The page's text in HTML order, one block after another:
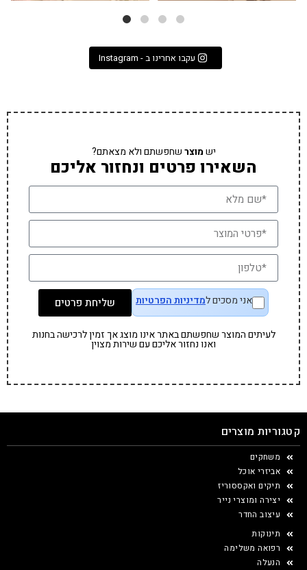
עקבו אחרינו ב - Instagram
ישמוצרשחפשתם ולא מצאתם?
השאירו פרטים ונחזור אליכם
אני מסכים למדיניות הפרטיות שליחת פרטים
לעיתים המוצר שחפשתם באתר אינו מוצג אך זמין לרכישה בחנות
ואנו נחזור אליכם עם שירות מצוין
קטגוריות מוצרים
משחקים
אביזרי אוכל
תיקים ואקססוריז
יצירה ומוצרי נייר
עיצוב החדר
תינוקות
רפואה משלימה
הנעלה